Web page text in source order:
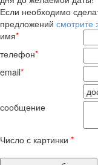
Если необходимо
предложений смотрите
имя*
телефон*
email*
сообщение
Число с картинки *